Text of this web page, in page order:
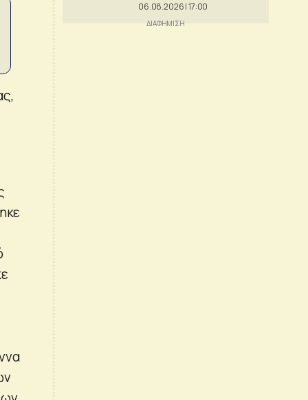
06.08.2026 | 17:00